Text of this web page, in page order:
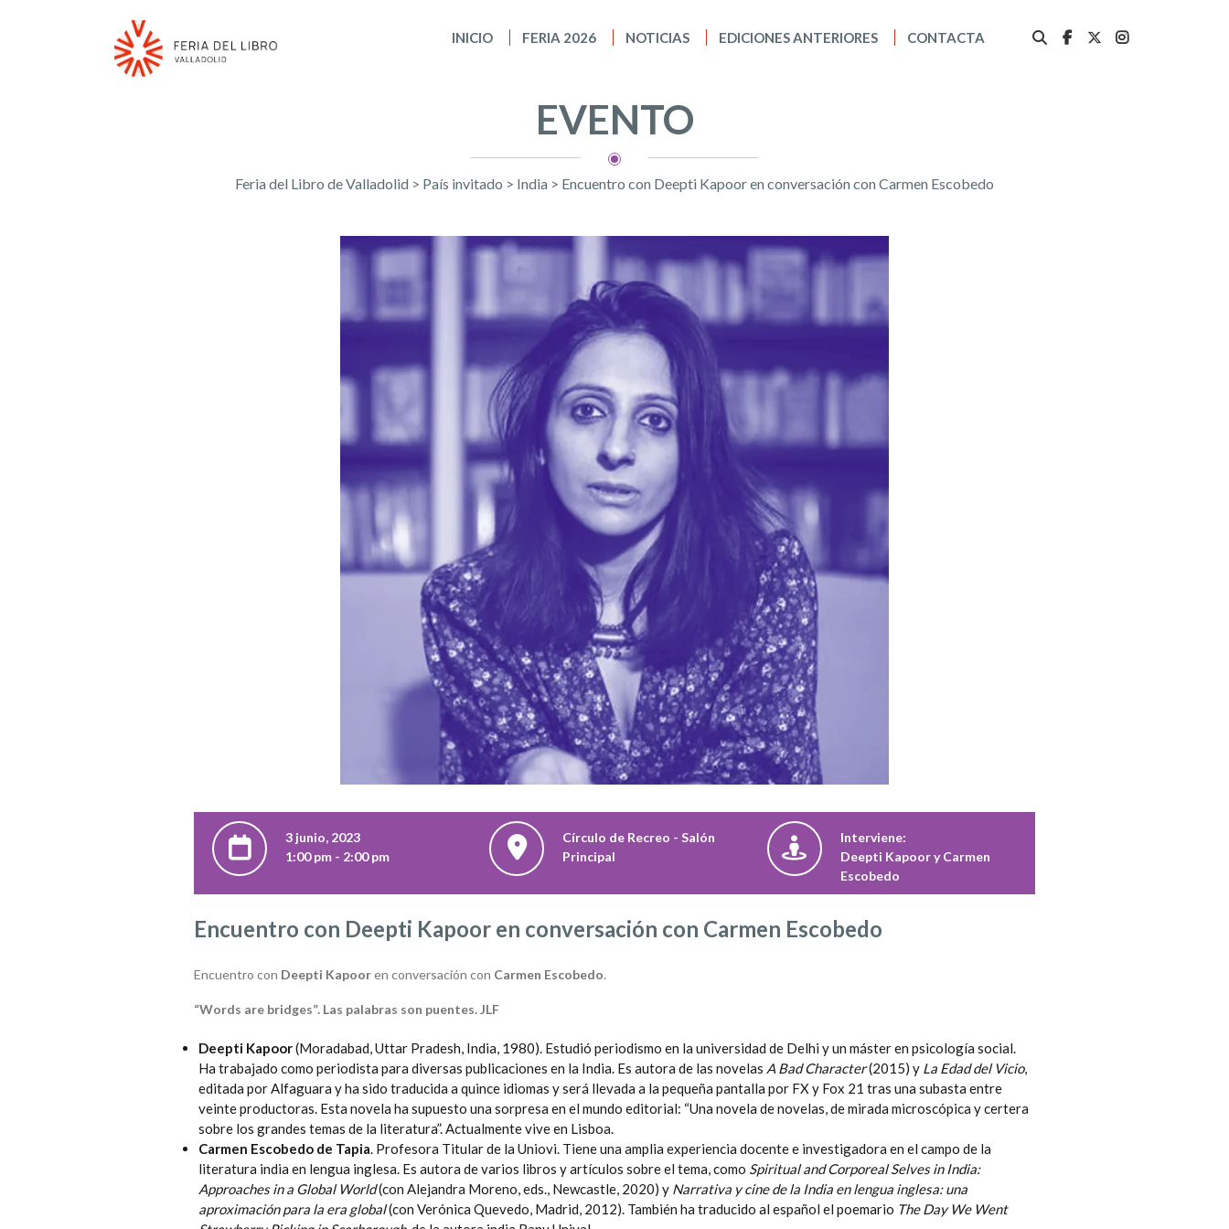
INICIO FERIA 2026 NOTICIAS EDICIONES ANTERIORES CONTACTA
EVENTO
Feria del Libro de Valladolid > País invitado > India > Encuentro con Deepti Kapoor en conversación con Carmen Escobedo
3 junio, 2023
1:00 pm - 2:00 pm
Círculo de Recreo - Salón
Principal
Interviene:
Deepti Kapoor y Carmen
Escobedo
Encuentro con Deepti Kapoor en conversación con Carmen Escobedo
Encuentro con Deepti Kapooren conversación con Carmen Escobedo.
“Words are bridges”. Las palabras son puentes. JLF
Deepti Kapoor(Moradabad, Uttar Pradesh, India, 1980). Estudió periodismo en la universidad de Delhi y un máster en psicología social.
Ha trabajado como periodista para diversas publicaciones en la India. Es autora de las novelas A Bad Character(2015) y La Edad del Vicio,
editada por Alfaguara y ha sido traducida a quince idiomas y será llevada a la pequeña pantalla por FX y Fox 21 tras una subasta entre
veinte productoras. Esta novela ha supuesto una sorpresa en el mundo editorial: “Una novela de novelas, de mirada microscópica y certera
sobre los grandes temas de la literatura”. Actualmente vive en Lisboa.
Carmen Escobedo de Tapia. Profesora Titular de la Uniovi. Tiene una amplia experiencia docente e investigadora en el campo de la
literatura india en lengua inglesa. Es autora de varios libros y artículos sobre el tema, como Spiritual and Corporeal Selves in India:
Approaches in a Global World(con Alejandra Moreno, eds., Newcastle, 2020) y Narrativa y cine de la India en lengua inglesa: una
aproximación para la era global(con Verónica Quevedo, Madrid, 2012). También ha traducido al español el poemario The Day We Went